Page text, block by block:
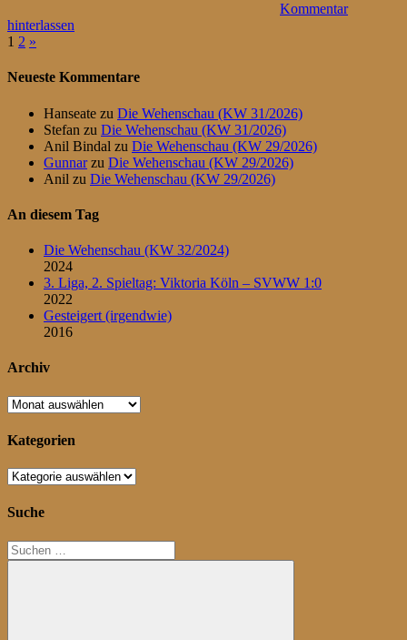
Kommentar
hinterlassen
Seitennummerierung
der
1 2 Nächste
»
Neueste Kommentare
Hanseate zu Die Wehenschau (KW 31/2026)
Stefan zu Die Wehenschau (KW 31/2026)
Anil Bindal zu Die Wehenschau (KW 29/2026)
Gunnarzu Die Wehenschau (KW 29/2026)
Anil zu Die Wehenschau (KW 29/2026)
An diesem Tag
Die Wehenschau (KW 32/2024)
2024
3. Liga, 2. Spieltag: Viktoria Köln – SVWW 1:0
2022
Gesteigert (irgendwie)
2016
Archiv
Archiv
Kategorien
Kategorien
Suche
Suchen
nach: